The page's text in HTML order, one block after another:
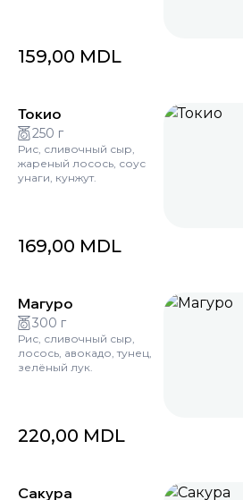
159,00 MDL
Токио
250 г
Рис, сливочный сыр,
жареный лосось, соус
унаги, кунжут.
169,00 MDL
Магуро
300 г
Рис, сливочный сыр,
лосось, авокадо, тунец,
зелёный лук.
220,00 MDL
Сакура